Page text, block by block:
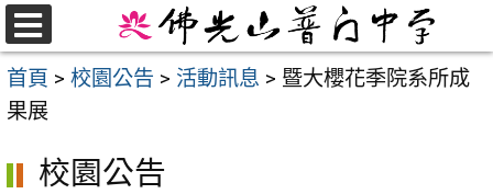
跳
至
主
要
首頁 > 校園公告 > 活動訊息 > 暨大櫻花季院系所成
果展
校園公告
選
單